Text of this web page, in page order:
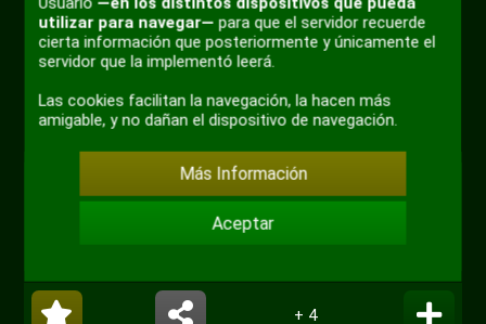
Reproducir
00:32
Desactivar
sonido
AjustesPIP
#meme #neuronas #tareas
+ 4
utilizar para navegar— para que el servidor recuerde
cierta información que posteriormente y únicamente el
servidor que la implementó leerá.
Las cookies facilitan la navegación, la hacen más
amigable, y no dañan el dispositivo de navegación.
Más Información
Aceptar